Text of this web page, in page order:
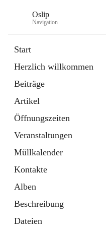
Oslip
Navigation
Start
Herzlich willkommen
Beiträge
Artikel
Öffnungszeiten
Veranstaltungen
Müllkalender
Kontakte
Alben
Beschreibung
Dateien
Externe Webseite
in
Tab
Bundeskanzleramt Österreich
Externe Webseite
öffnet
in
neuem
Tab